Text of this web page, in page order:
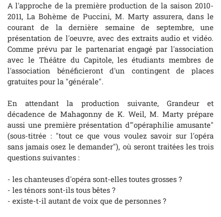
A l'approche de la première production de la saison 2010-
2011, La Bohème de Puccini, M. Marty assurera, dans le
courant de la dernière semaine de septembre, une
présentation de l'oeuvre, avec des extraits audio et vidéo.
Comme prévu par le partenariat engagé par l'association
avec le Théâtre du Capitole, les étudiants membres de
l'association bénéficieront d'un contingent de places
gratuites pour la "générale".
En attendant la production suivante, Grandeur et
décadence de Mahagonny de K. Weil, M. Marty prépare
aussi une première présentation d'"opéraphilie amusante"
(sous-titrée : "tout ce que vous voulez savoir sur l'opéra
sans jamais osez le demander"), où seront traitées les trois
questions suivantes :
- les chanteuses d'opéra sont-elles toutes grosses ?
- les ténors sont-ils tous bêtes ?
- existe-t-il autant de voix que de personnes ?